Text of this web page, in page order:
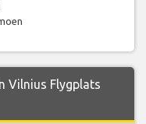
Vilnius Flygplats